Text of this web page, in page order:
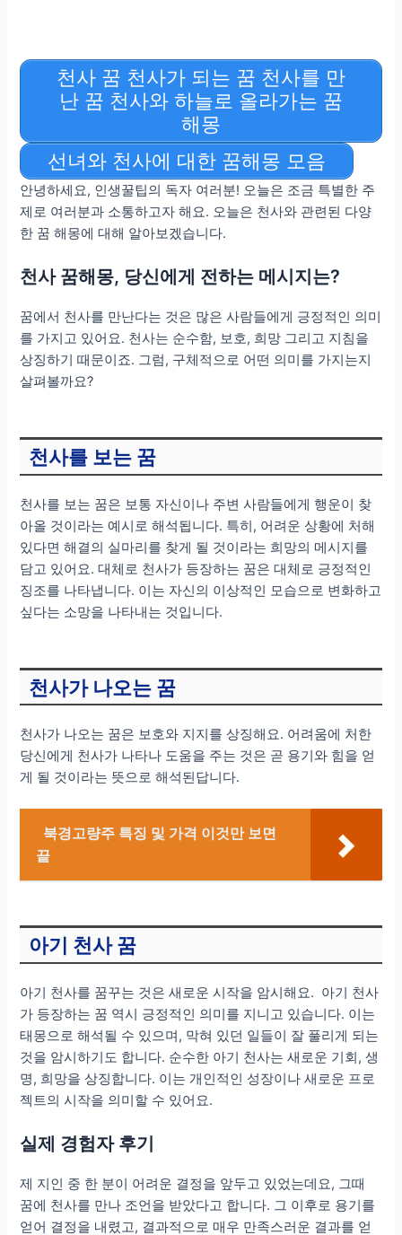
천사 꿈 천사가 되는 꿈 천사를 만
난 꿈 천사와 하늘로 올라가는 꿈
해몽
선녀와 천사에 대한 꿈해몽 모음
안녕하세요, 인생꿀팁의 독자 여러분! 오늘은 조금 특별한 주
제로 여러분과 소통하고자 해요. 오늘은 천사와 관련된 다양
한 꿈 해몽에 대해 알아보겠습니다.
천사 꿈해몽, 당신에게 전하는 메시지는?
꿈에서 천사를 만난다는 것은 많은 사람들에게 긍정적인 의미
를 가지고 있어요. 천사는 순수함, 보호, 희망 그리고 지침을
상징하기 때문이죠. 그럼, 구체적으로 어떤 의미를 가지는지
살펴볼까요?
천사를 보는 꿈
천사를 보는 꿈은 보통 자신이나 주변 사람들에게 행운이 찾
아올 것이라는 예시로 해석됩니다. 특히, 어려운 상황에 처해
있다면 해결의 실마리를 찾게 될 것이라는 희망의 메시지를
담고 있어요. 대체로 천사가 등장하는 꿈은 대체로 긍정적인
징조를 나타냅니다. 이는 자신의 이상적인 모습으로 변화하고
싶다는 소망을 나타내는 것입니다.
천사가 나오는 꿈
천사가 나오는 꿈은 보호와 지지를 상징해요. 어려움에 처한
당신에게 천사가 나타나 도움을 주는 것은 곧 용기와 힘을 얻
게 될 것이라는 뜻으로 해석된답니다.
북경고량주 특징 및 가격 이것만 보면
끝
아기 천사 꿈
아기 천사를 꿈꾸는 것은 새로운 시작을 암시해요. 아기 천사
가 등장하는 꿈 역시 긍정적인 의미를 지니고 있습니다. 이는
태몽으로 해석될 수 있으며, 막혀 있던 일들이 잘 풀리게 되는
것을 암시하기도 합니다. 순수한 아기 천사는 새로운 기회, 생
명, 희망을 상징합니다. 이는 개인적인 성장이나 새로운 프로
젝트의 시작을 의미할 수 있어요.
실제 경험자 후기
제 지인 중 한 분이 어려운 결정을 앞두고 있었는데요, 그때
꿈에 천사를 만나 조언을 받았다고 합니다. 그 이후로 용기를
얻어 결정을 내렸고, 결과적으로 매우 만족스러운 결과를 얻